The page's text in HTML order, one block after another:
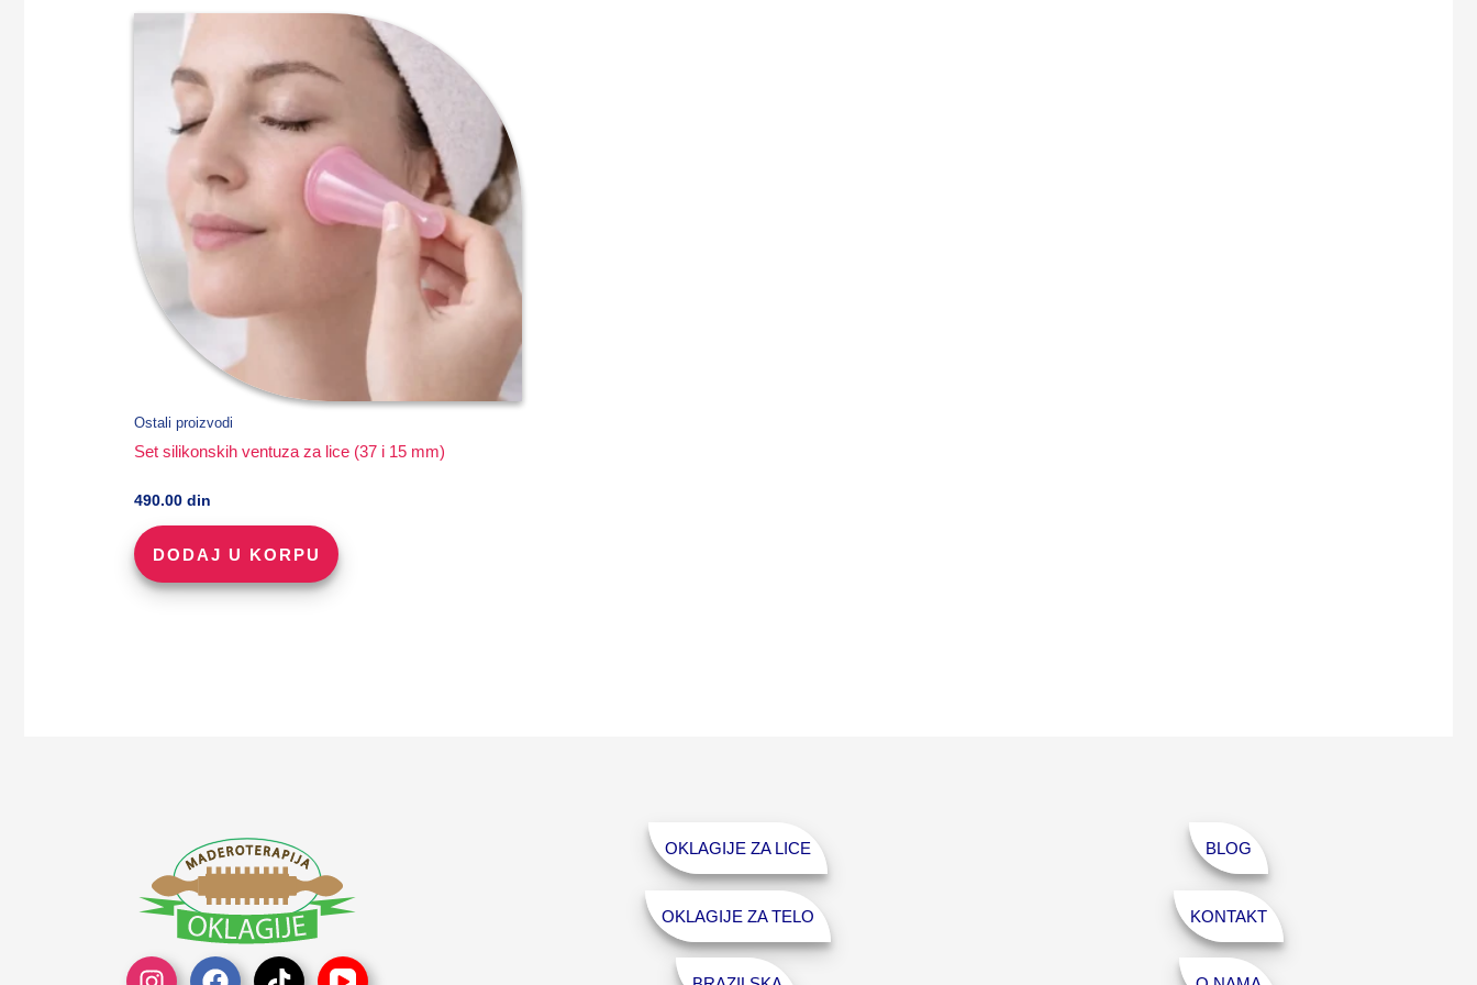
Ostali proizvodi
Set silikonskih ventuza za lice (37 i 15 mm)
490.00din
DODAJ U KORPU
OKLAGIJE ZA LICE
OKLAGIJE ZA TELO
BLOG
KONTAKT